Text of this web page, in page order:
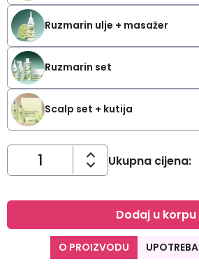
Ruzmarin ulje + masažer
Ruzmarin set
Scalp set + kutija
Ukupna cijena:
Dodaj u korpu
O PROIZVODU UPOTREBA